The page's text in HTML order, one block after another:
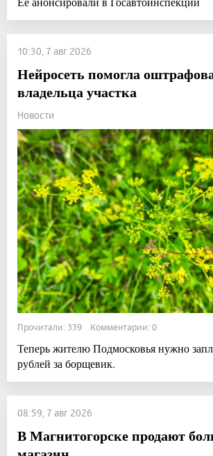
10:30, 7 авг 2026
Нейросеть помогла
владельца участка
Новости
Прочитали: 339 Комментарии: 0
Теперь жителю Подмосковья нужно
рублей за борщевик.
08:59, 7 авг 2026
В Магнитогорске продают